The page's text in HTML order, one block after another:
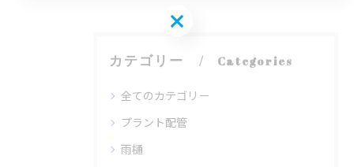
カテゴリー Categories
全てのカテゴリー
プラント配管
雨樋
お問い合わせはこちら